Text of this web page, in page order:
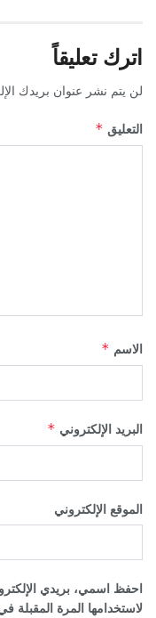
اترك تعليقاً
لن يتم نشر عنوان بريدك
التعليق *
الاسم *
البريد الإلكتروني *
الموقع الإلكتروني
احفظ اسمي، بريدي
لاستخدامها المرة المقبلة